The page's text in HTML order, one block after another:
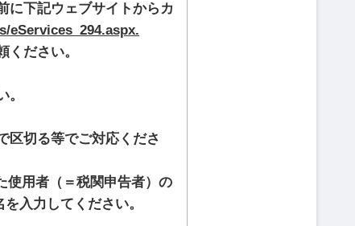
に下記ウェブサイトからカ
eServices_294.aspx.
ださい。
区切る等でご対応くださ
使用者（＝税関申告者）の
入力してください。